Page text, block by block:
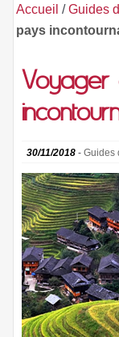
Accueil /Guides
pays
Voyager
30/11/2018- Guides